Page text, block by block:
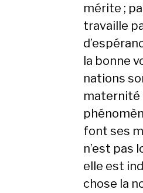
mérite ;
travaille
la bonne
nations
maternité
font ses
n’est pas
elle est
chose la